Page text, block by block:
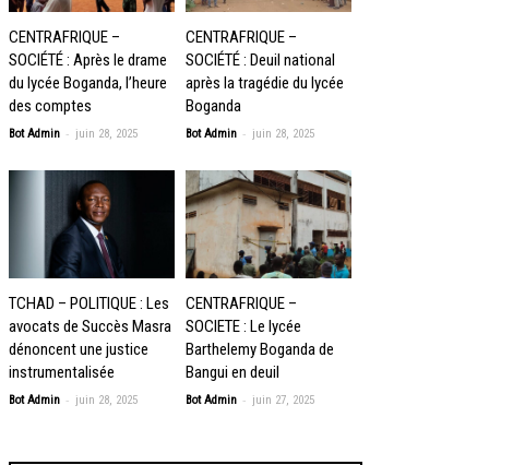
CENTRAFRIQUE –
SOCIÉTÉ : Après le drame
du lycée Boganda, l’heure
des comptes
Bot Admin - juin 28, 2025
CENTRAFRIQUE –
SOCIÉTÉ : Deuil national
après la tragédie du lycée
Boganda
Bot Admin - juin 28, 2025
TCHAD – POLITIQUE : Les
avocats de Succès Masra
dénoncent une justice
instrumentalisée
Bot Admin - juin 28, 2025
CENTRAFRIQUE –
SOCIETE : Le lycée
Barthelemy Boganda de
Bangui en deuil
Bot Admin - juin 27, 2025